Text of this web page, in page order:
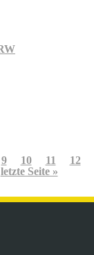
9 10 11
12
letzte Seite »